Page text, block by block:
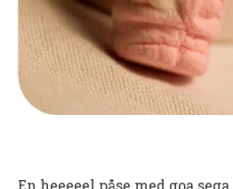
En heeeeel påse med goa